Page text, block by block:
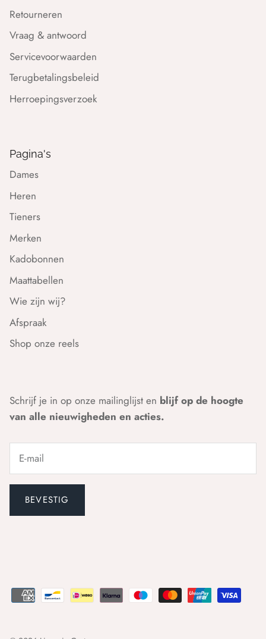
Retourneren
Vraag & antwoord
Servicevoorwaarden
Terugbetalingsbeleid
Herroepingsverzoek
Pagina's
Dames
Heren
Tieners
Merken
Kadobonnen
Maattabellen
Wie zijn wij?
Afspraak
Shop onze reels
Schrijf je in op onze mailinglijst en blijf op de hoogte
van alle nieuwigheden en acties.
BEVESTIG